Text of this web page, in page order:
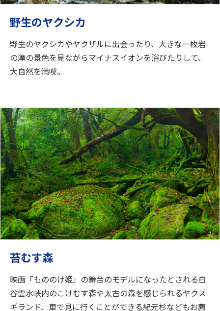
野生のヤクシカ
野生のヤクシカやヤクザルに出会ったり、大きな一枚岩
の滝の景色を見ながらマイナスイオンを浴びたりして、
大自然を満喫。
苔むす森
映画「もののけ姫」の舞台のモデルになったとされる白
谷雲水峡内のこけむす森や太古の森を感じられるヤクス
ギランド、車で見に行くことができる紀元杉などもお薦